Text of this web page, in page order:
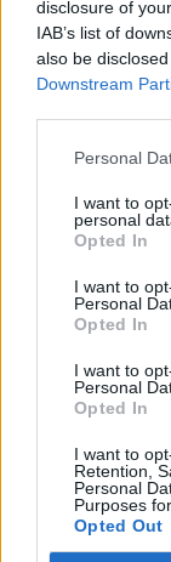
disclosure of
IAB’s list of
also be
Downstream
Personal
I want to
personal
Opted In
I want to
Personal
Opted In
I want to
Personal
Opted In
I want to
Retention,
Personal
Purposes
Opted Out
MEDIA
Η πρώτη
Metron
ΣΥΡΙΖΑ στο
ΠΟΛΙΤΙΚΉ